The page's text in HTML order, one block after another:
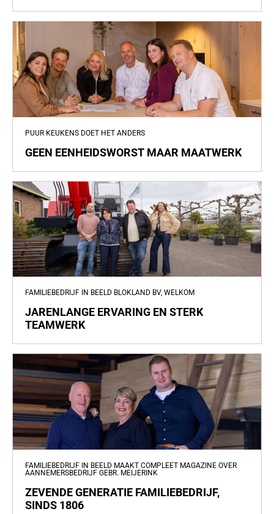
PUUR KEUKENS DOET HET ANDERS
GEEN EENHEIDSWORST MAAR MAATWERK
FAMILIEBEDRIJF IN BEELD BLOKLAND BV, WELKOM
JARENLANGE ERVARING EN STERK
TEAMWERK
FAMILIEBEDRIJF IN BEELD MAAKT COMPLEET MAGAZINE OVER
AANNEMERSBEDRIJF GEBR. MEIJERINK
ZEVENDE GENERATIE FAMILIEBEDRIJF,
SINDS 1806